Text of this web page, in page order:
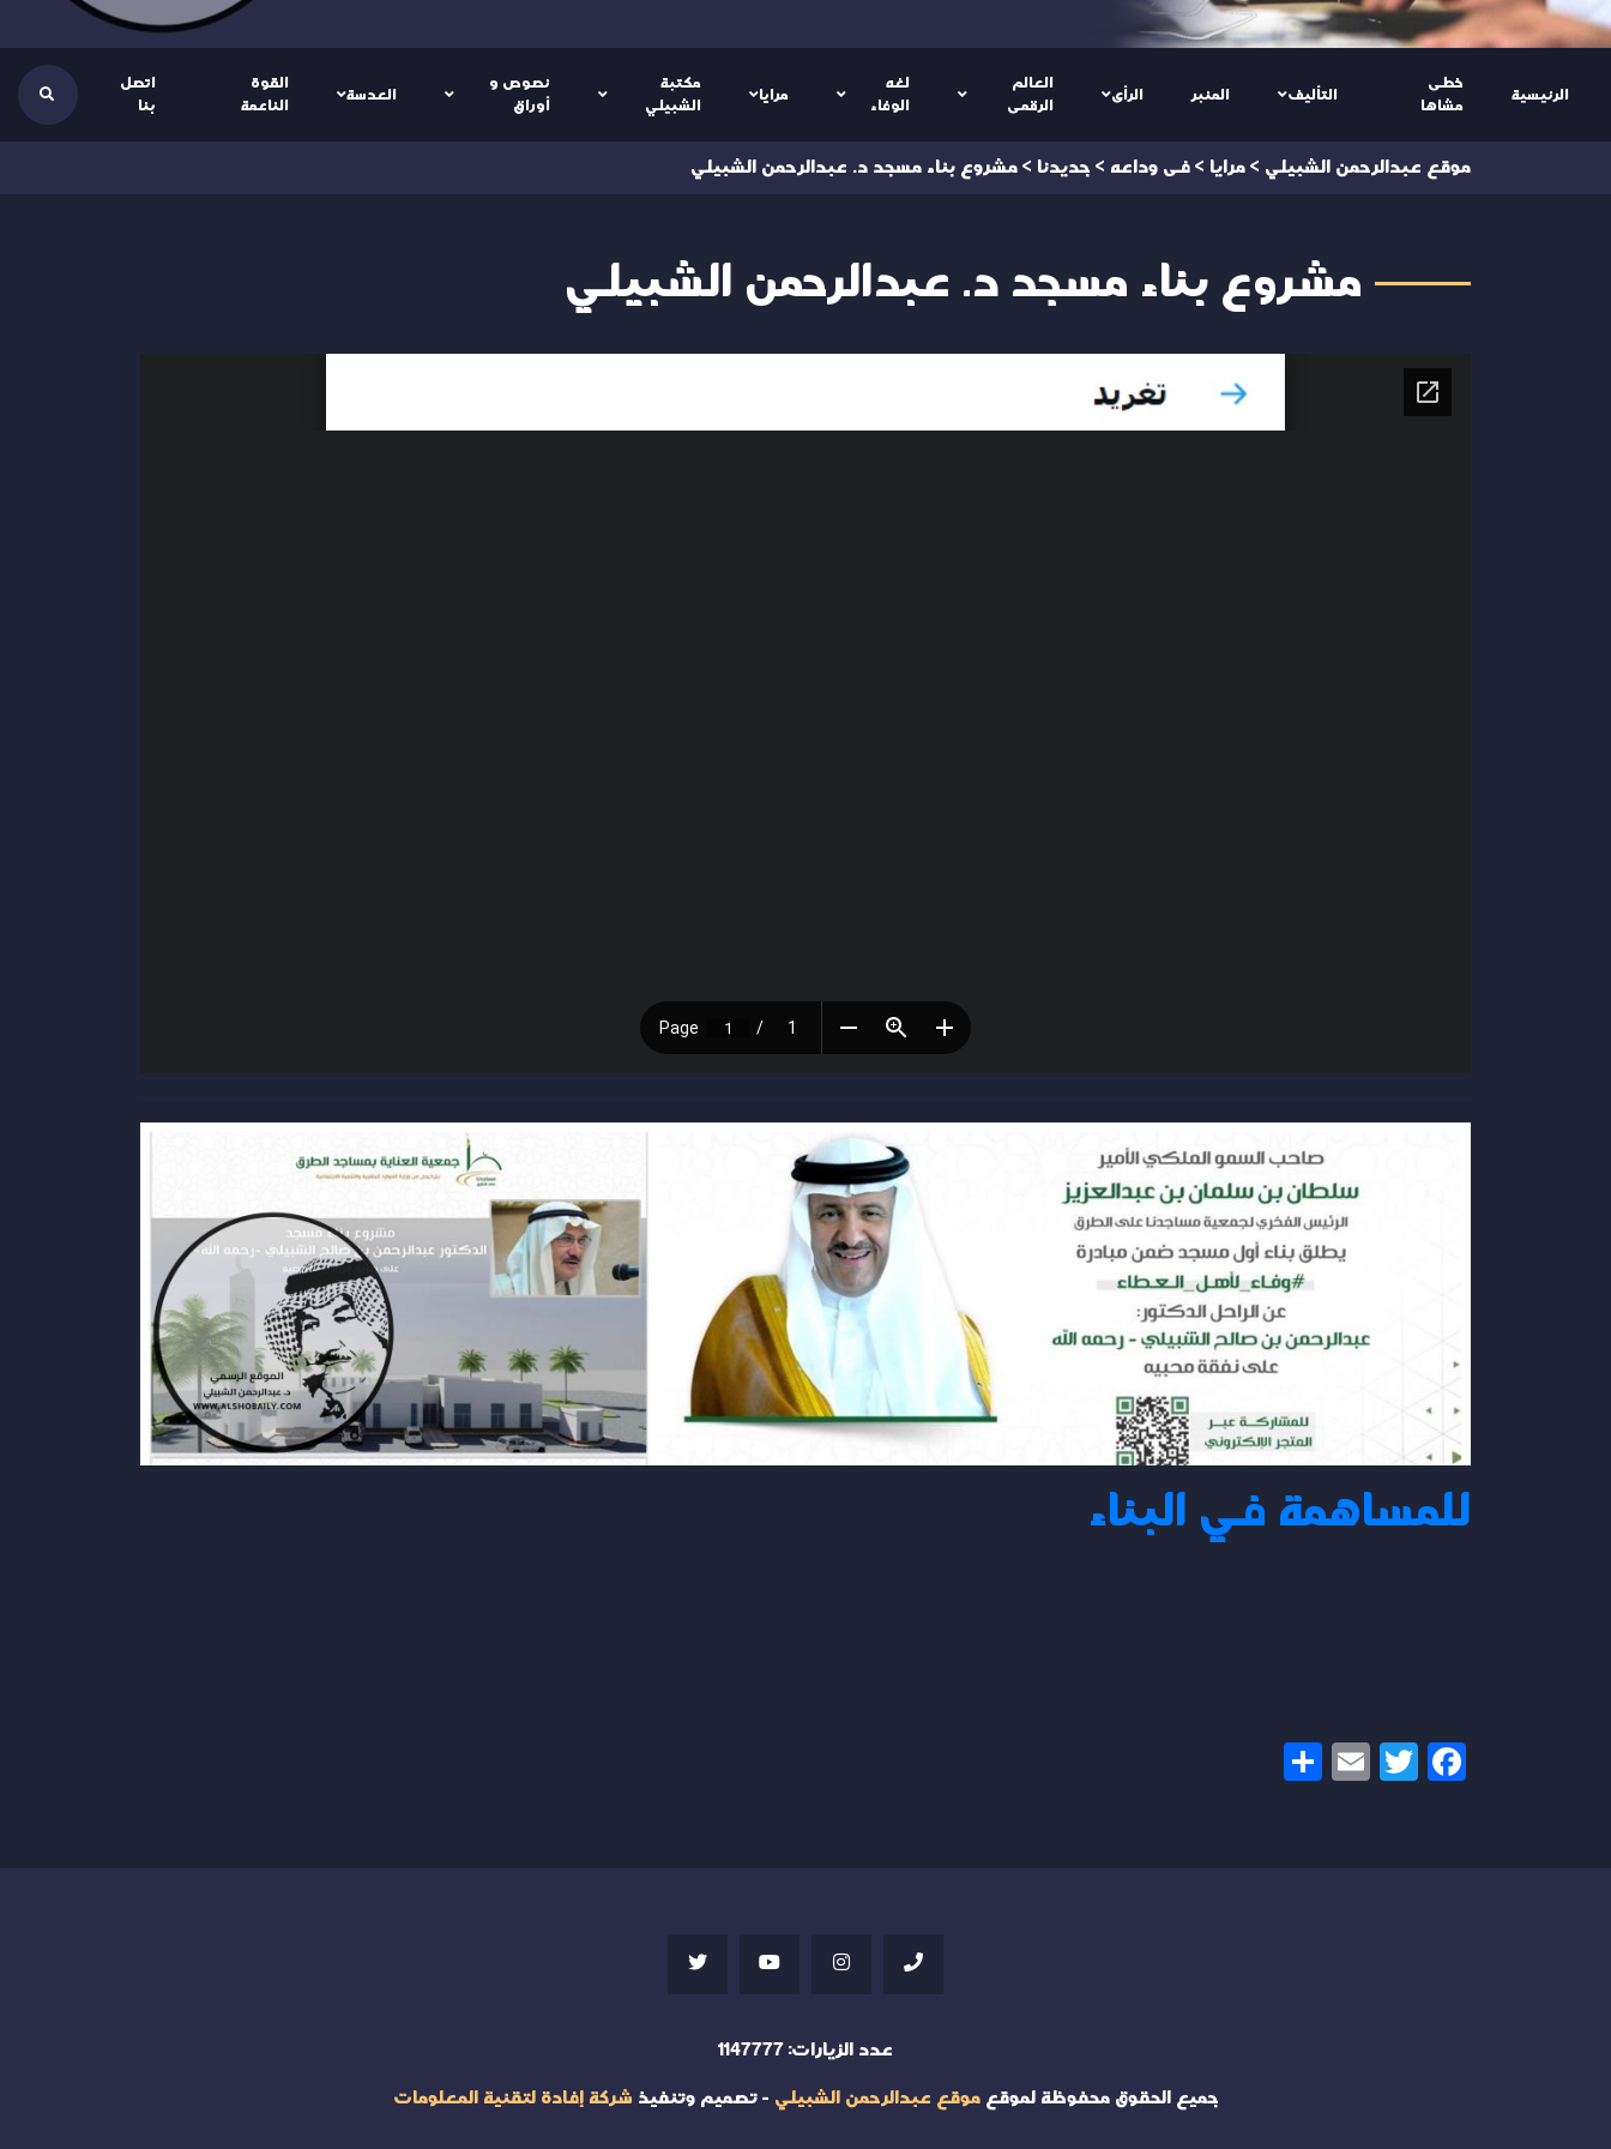
الرئيسية
خطى
مشاها
التأليف المنبر الرأى
العالم
الرقمى
لغه
الوفاء
مرايا
مكتبة
الشبيلي
نصوص و
أوراق
العدسة
القوة
الناعمة
اتصل
بنا
موقع عبدالرحمن الشبيلي > مرايا > فى وداعه > جديدنا > مشروع بناء مسجد د. عبدالرحمن الشبيلي
مشروع بناء مسجد د. عبدالرحمن الشبيلي
للمساهمة في البناء
Facebook
Twitter
Email
عدد الزيارات: 1147777
جميع الحقوق محفوظة لموقعموقع عبدالرحمن الشبيلي - تصميم وتنفيذ شركة إفادة لتقنية المعلومات